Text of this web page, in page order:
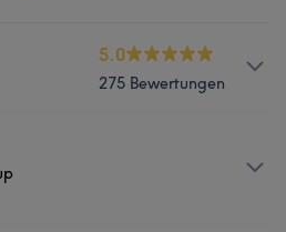
5.0
275 Bewertungen
– und willkommen bei mir.
und Gründerin von